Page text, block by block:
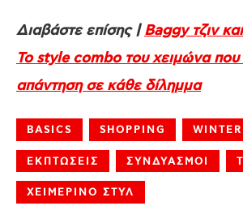
Διαβάστε επίσης |Baggy τζιν
Το style combo του χειμώνα που
απάντηση σε κάθε δίλημμα
BASICS SHOPPING
ΕΚΠΤΩΣΕΙΣ ΣΥΝΔΥΑΣΜΟΙ
ΧΕΙΜΕΡΙΝΟ ΣΤΥΛ